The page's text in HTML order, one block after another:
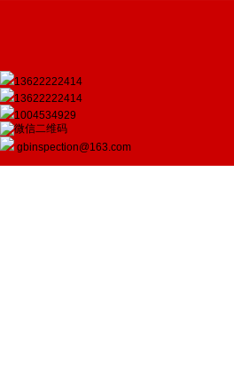
13622222414
13622222414
1004534929
gbinspection@163.com